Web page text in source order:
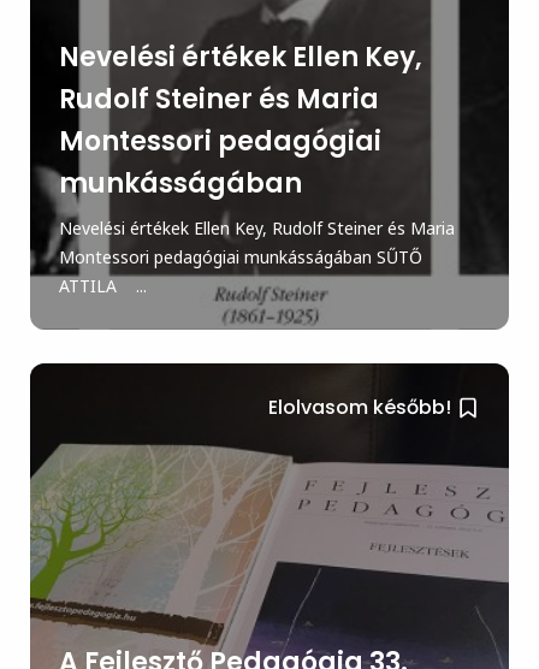
Nevelési értékek Ellen Key,
Rudolf Steiner és Maria
Montessori pedagógiai
munkásságában
Nevelési értékek Ellen Key, Rudolf Steiner és Maria
Montessori pedagógiai munkásságában SŰTŐ
ATTILA ...
Elolvasom később!